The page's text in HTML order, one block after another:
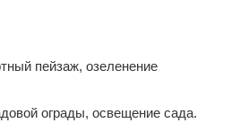
пейзаж, озеленение
ограды, освещение сада.